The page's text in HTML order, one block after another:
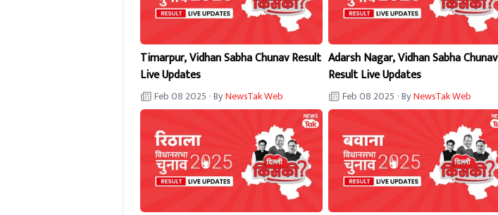
Timarpur, Vidhan Sabha Chunav Result
Live Updates
Feb 08 2025 · ByNewsTak Web
Adarsh Nagar, Vidhan Sabha Chunav
Result Live Updates
Feb 08 2025 · ByNewsTak Web